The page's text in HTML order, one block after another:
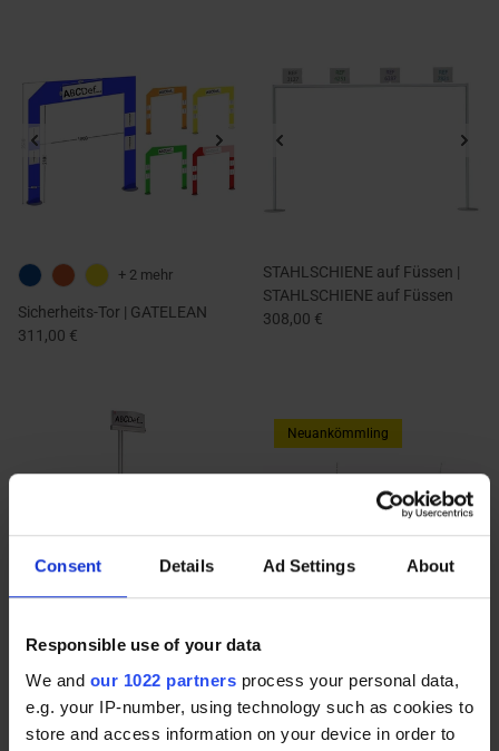
Consent Details Ad Settings About
Responsible use of your data
We and our 1022 partners process your personal data,
e.g. your IP-number, using technology such as cookies to
store and access information on your device in order to
Sicherheits-Tor | GATELEAN
311,00 €
+ 2 mehr
STAHLSCHIENE auf Füssen |
STAHLSCHIENE auf Füssen
308,00 €
Vertikale Beschilderung mit
personalisierbarem ovalen
BESCHILDERUNG
162,00 €
Neuankömmling
ALUMINIUMSCHIENE
50,60 €